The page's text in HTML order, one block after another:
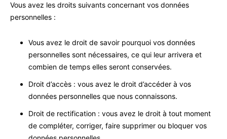
Vous avez les droits suivants concernant vos données
personnelles :
Vous avez le droit de savoir pourquoi vos données
personnelles sont nécessaires, ce qui leur arrivera et
combien de temps elles seront conservées.
Droit d’accès : vous avez le droit d’accéder à vos
données personnelles que nous connaissons.
Droit de rectification : vous avez le droit à tout moment
de compléter, corriger, faire supprimer ou bloquer vos